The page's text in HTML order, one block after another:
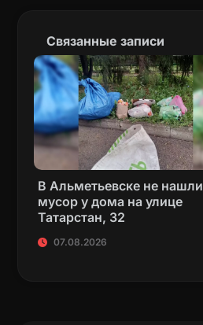
Связанные записи
В Альметьевске не нашли
мусор у дома на улице
Татарстан, 32
07.08.2026